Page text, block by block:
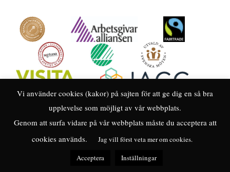
Vi använder cookies (kakor) på sajten för att ge dig en så bra
upplevelse som möjligt av vår webbplats.
Genom att surfa vidare på vår webbplats måste du acceptera att
cookies används.
Jag vill först veta mer om cookies.
Acceptera
Inställningar